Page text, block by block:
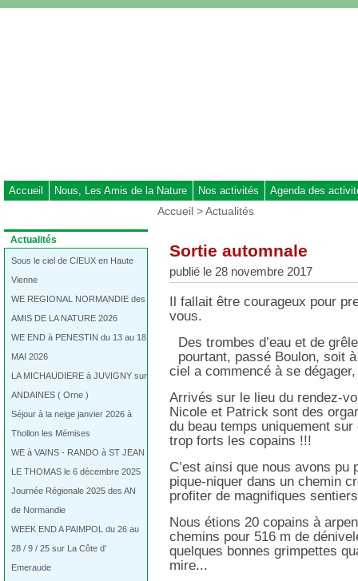
à
la
Accueil Nous, Les Amis de la Nature Nos activités Agenda des
Dans
la
rubrique
Actualités
Sous le ciel de CIEUX en Haute
Vienne
WE REGIONAL NORMANDIE des
AMIS DE LA NATURE 2026
WE END à PENESTIN du 13 au 18
MAI 2026
LA MICHAUDIERE à JUVIGNY sur
ANDAINES ( Orne )
Séjour à la neige janvier 2026 à
Thollon les Mémises
WE à VAINS - RANDO à ST JEAN
LE THOMAS le 6 décembre 2025
Journée Régionale 2025 des AN
de Normandie
WEEK END A PAIMPOL du 26 au
28 / 9 / 25 sur La Côte d’
Emeraude
Vous
Accueil >Actualités
Sortie automnale
publié le 28 novembre 2017
Il fallait être courageux pour
vous.
Des trombes d’eau et de
pourtant, passé Boulon, soit
ciel a commencé à se
Arrivés sur le lieu du rendez-
Nicole et Patrick sont des
du beau temps uniquement
trop forts les copains !!!
C’est ainsi que nous avons pu
pique-niquer dans un chemin
profiter de magnifiques
Nous étions 20 copains à
chemins pour 516 m de
quelques bonnes grimpettes
mire...